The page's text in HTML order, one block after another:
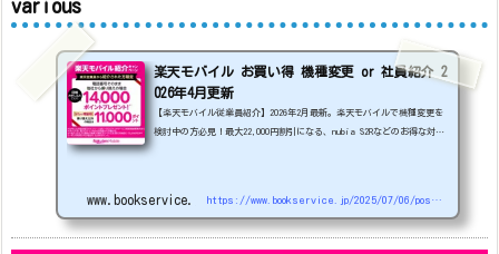
various
楽天モバイル お買い得 機種変更 or 社員紹介 2
026年4月更新
【楽天モバイル従業員紹介】2026年2月最新。楽天モバイルで機種変更を
検討中の方必見！最大22,000円割引になる、nubia S2Rなどのお得な対象
arrows We2 1円 arrows We2 Plus #1円 値
下げ（2026/3/3） AQUOS sense9 33,900円 Phone (3a) 128GB
www.bookservice.jp https://www.bookservice.jp/2025/07/06/post-48181